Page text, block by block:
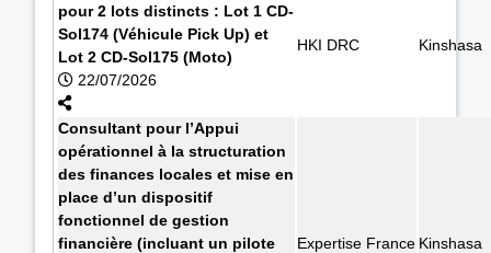
pour 2 lots distincts : Lot 1 CD-
Sol174 (Véhicule Pick Up) et
Lot 2 CD-Sol175 (Moto)
22/07/2026
HKI DRC Kinshasa
Consultant pour l’Appui
opérationnel à la structuration
des finances locales et mise en
place d’un dispositif
fonctionnel de gestion
financière (incluant un pilote
Expertise France Kinshasa